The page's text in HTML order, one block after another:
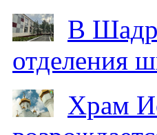
В
отделения
Храм